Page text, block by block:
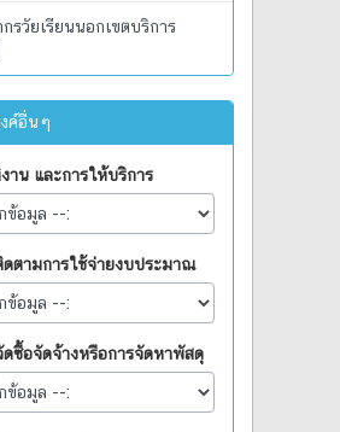
กรวัยเรียนนอกเขตบริการ
ค์อื่นๆ
าน และการให้บริการ
ดตามการใช้จ่ายงบประมาณ
ดซื้อจัดจ้างหรือการจัดหาพัสดุ